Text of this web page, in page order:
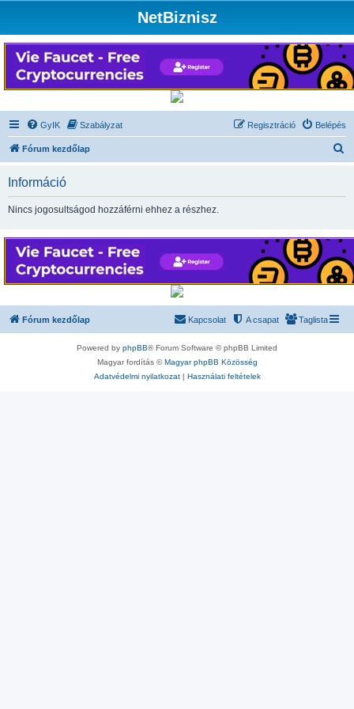
NetBiznisz
GyIK Szabályzat Belépés
Regisztráció
Fórum kezdőlap
s
Információ
Nincs jogosultságod hozzáférni ehhez a részhez.
Fórum kezdőlap Taglista
A csapat
Kapcsolat
Powered by phpBB® Forum Software © phpBB Limited
Magyar fordítás ©Magyar phpBB Közösség
Adatvédelmi nyilatkozat| Használati feltételek